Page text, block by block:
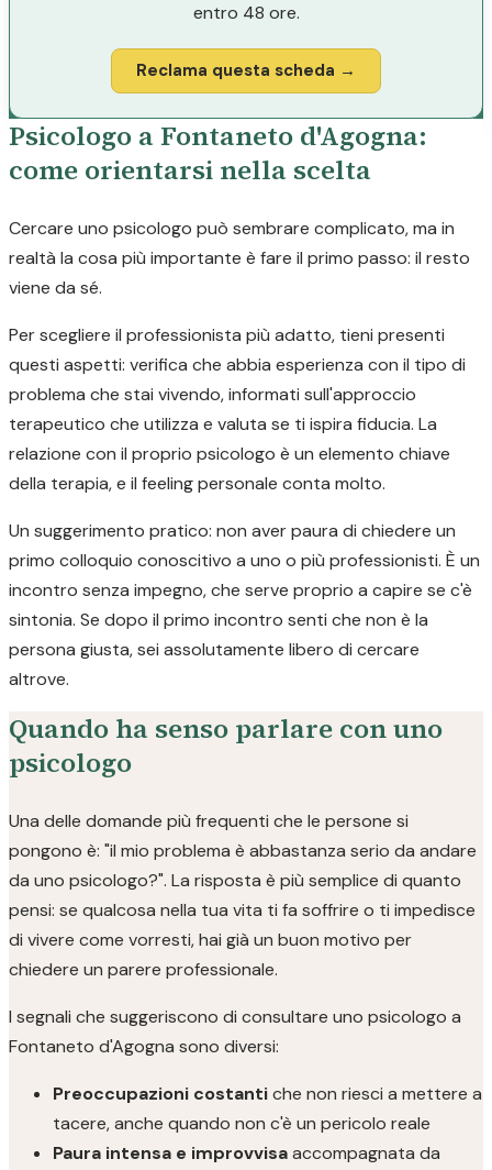
entro 48 ore.
Reclama questa scheda →
Psicologo a Fontaneto d'Agogna:
come orientarsi nella scelta
Cercare uno psicologo può sembrare complicato, ma in
realtà la cosa più importante è fare il primo passo: il resto
viene da sé.
Per scegliere il professionista più adatto, tieni presenti
questi aspetti: verifica che abbia esperienza con il tipo di
problema che stai vivendo, informati sull'approccio
terapeutico che utilizza e valuta se ti ispira fiducia. La
relazione con il proprio psicologo è un elemento chiave
della terapia, e il feeling personale conta molto.
Un suggerimento pratico: non aver paura di chiedere un
primo colloquio conoscitivo a uno o più professionisti. È un
incontro senza impegno, che serve proprio a capire se c'è
sintonia. Se dopo il primo incontro senti che non è la
persona giusta, sei assolutamente libero di cercare
altrove.
Quando ha senso parlare con uno
psicologo
Una delle domande più frequenti che le persone si
pongono è: "il mio problema è abbastanza serio da andare
da uno psicologo?". La risposta è più semplice di quanto
pensi: se qualcosa nella tua vita ti fa soffrire o ti impedisce
di vivere come vorresti, hai già un buon motivo per
chiedere un parere professionale.
I segnali che suggeriscono di consultare uno psicologo a
Fontaneto d'Agogna sono diversi:
Preoccupazioni costantiche non riesci a mettere a
tacere, anche quando non c'è un pericolo reale
Paura intensa e improvvisaaccompagnata da